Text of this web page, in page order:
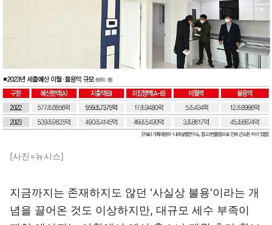
[사진=뉴시스]
지금까지는 존재하지도 않던 '사실상 불용'이라는 개
념을 끌어온 것도 이상하지만, 대규모 세수 부족이